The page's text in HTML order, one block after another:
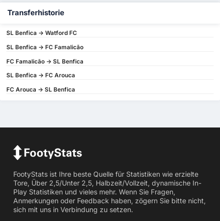
Transferhistorie
SL Benfica -> Watford FC
SL Benfica -> FC Famalicão
FC Famalicão -> SL Benfica
SL Benfica -> FC Arouca
FC Arouca -> SL Benfica
FootyStats ist Ihre beste Quelle für Statistiken wie erzielte
Tore, Über 2,5/Unter 2,5, Halbzeit/Vollzeit, dynamische In-
Play Statistiken und vieles mehr. Wenn Sie Fragen,
Anmerkungen oder Feedback haben, zögern Sie bitte nicht,
sich mit uns in Verbindung zu setzen.